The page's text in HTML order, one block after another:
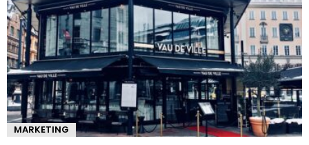
MARKETING